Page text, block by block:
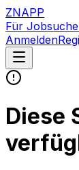
ZNAPP
Für
Anmelden
Diese